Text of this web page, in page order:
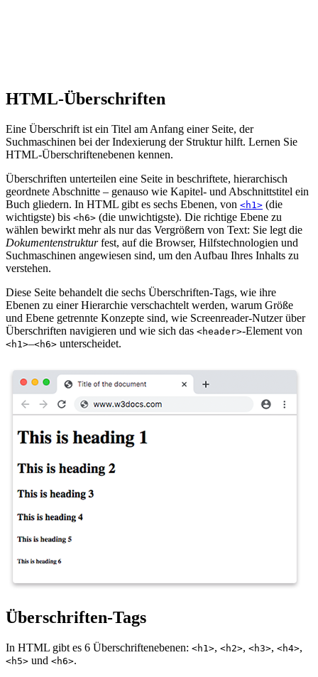
HTML-Überschriften
Eine Überschrift ist ein Titel am Anfang einer Seite, der
Suchmaschinen bei der Indexierung der Struktur hilft. Lernen Sie
HTML-Überschriftenebenen kennen.
Überschriften unterteilen eine Seite in beschriftete, hierarchisch
geordnete Abschnitte – genauso wie Kapitel- und Abschnittstitel ein
Buch gliedern. In HTML gibt es sechs Ebenen, von <h1> (die
wichtigste) bis <h6> (die unwichtigste). Die richtige Ebene zu
wählen bewirkt mehr als nur das Vergrößern von Text: Sie legt die
Dokumentenstrukturfest, auf die Browser, Hilfstechnologien und
Suchmaschinen angewiesen sind, um den Aufbau Ihres Inhalts zu
verstehen.
Diese Seite behandelt die sechs Überschriften-Tags, wie ihre
Ebenen zu einer Hierarchie verschachtelt werden, warum Größe
und Ebene getrennte Konzepte sind, wie Screenreader-Nutzer über
Überschriften navigieren und wie sich das <header>-Element von
<h1>–<h6> unterscheidet.
Überschriften-Tags
In HTML gibt es 6 Überschriftenebenen: <h1>, <h2>, <h3>, <h4>,
<h5> und <h6>.